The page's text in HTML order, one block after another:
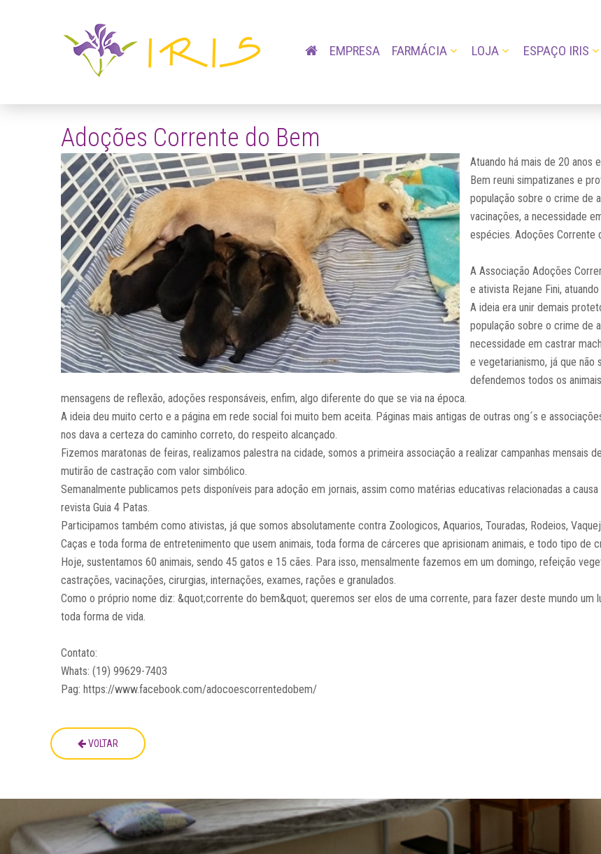
EMPRESA FARMÁCIA LOJA ESPAÇO IRIS
Adoções Corrente do Bem
Atuando há mais de 20 anos
Bem reuni simpatizanes e
população sobre o crime de
vacinações, a necessidade
espécies. Adoções Corrente
A Associação Adoções
e ativista Rejane Fini,
A ideia era unir demais
população sobre o crime de
necessidade em castrar
e vegetarianismo, já que não
defendemos todos os
mensagens de reflexão, adoções responsáveis, enfim, algo diferente do que se via na época.
A ideia deu muito certo e a página em rede social foi muito bem aceita. Páginas mais antigas de outras ong´s e
nos dava a certeza do caminho correto, do respeito alcançado.
Fizemos maratonas de feiras, realizamos palestra na cidade, somos a primeira associação a realizar campanhas mensais
mutirão de castração com valor simbólico.
Semanalmente publicamos pets disponíveis para adoção em jornais, assim como matérias educativas relacionadas a
revista Guia 4 Patas.
Participamos também como ativistas, já que somos absolutamente contra Zoologicos, Aquarios, Touradas, Rodeios,
Caças e toda forma de entretenimento que usem animais, toda forma de cárceres que aprisionam animais, e todo tipo de
Hoje, sustentamos 60 animais, sendo 45 gatos e 15 cães. Para isso, mensalmente fazemos em um domingo, refeição
castrações, vacinações, cirurgias, internações, exames, rações e granulados.
Como o próprio nome diz: &quot;corrente do bem&quot; queremos ser elos de uma corrente, para fazer deste mundo um
toda forma de vida.
Contato:
Whats: (19) 99629-7403
Pag: https://www.facebook.com/adocoescorrentedobem/
VOLTAR